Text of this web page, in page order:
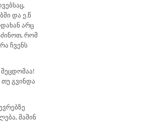
და ე.წ
არც
რომ
ჩვენს
გვინდა
მაშინ